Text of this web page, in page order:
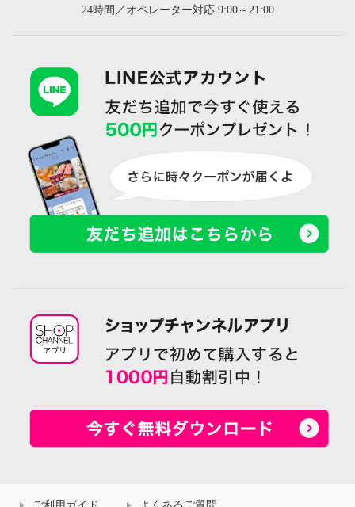
24時間／オペレーター対応 9:00～21:00